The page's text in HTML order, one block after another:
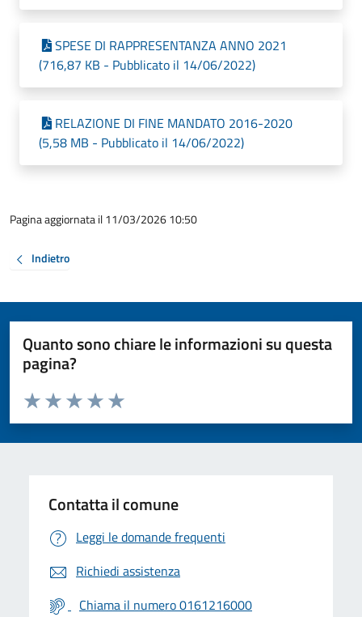
SPESE DI RAPPRESENTANZA ANNO 2021
(716,87 KB - Pubblicato il 14/06/2022)
RELAZIONE DI FINE MANDATO 2016-2020
(5,58 MB - Pubblicato il 14/06/2022)
Pagina aggiornata il 11/03/2026 10:50
Indietro
Quanto sono chiare le informazioni su questa
pagina?
Valuta da 1 a 5 stelle la pagina
Valuta 5 stelle su 5
Valuta 4 stelle su 5
Valuta 3 stelle su 5
Valuta 2 stelle su 5
Valuta 1 stelle su 5
Contatta il comune
Leggi le domande frequenti
Richiedi assistenza
Chiama il numero 0161216000